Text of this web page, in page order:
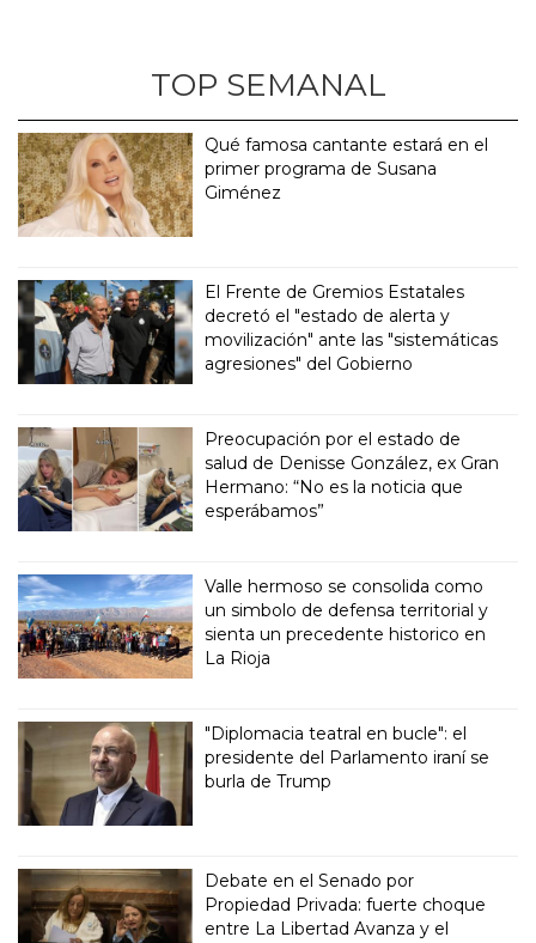
TOP SEMANAL
Qué famosa cantante estará en el
primer programa de Susana
Giménez
El Frente de Gremios Estatales
decretó el "estado de alerta y
movilización" ante las "sistemáticas
agresiones" del Gobierno
Preocupación por el estado de
salud de Denisse González, ex Gran
Hermano: “No es la noticia que
esperábamos”
Valle hermoso se consolida como
un simbolo de defensa territorial y
sienta un precedente historico en
La Rioja
"Diplomacia teatral en bucle": el
presidente del Parlamento iraní se
burla de Trump
Debate en el Senado por
Propiedad Privada: fuerte choque
entre La Libertad Avanza y el